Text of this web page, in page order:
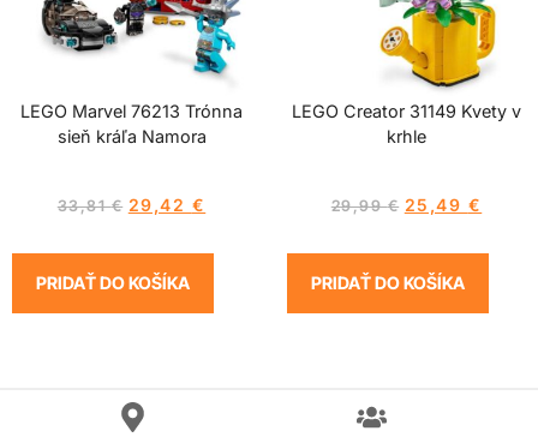
LEGO Marvel 76213 Trónna
sieň kráľa Namora
33,81€ 29,42 €
PRIDAŤ DO KOŠÍKA
LEGO Creator 31149 Kvety v
krhle
29,99€ 25,49 €
PRIDAŤ DO KOŠÍKA